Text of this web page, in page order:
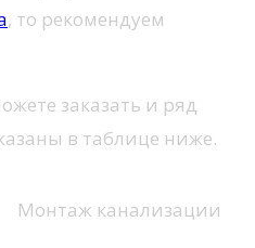
, то рекомендуем
заказать и ряд
в таблице ниже.
Монтаж канализации